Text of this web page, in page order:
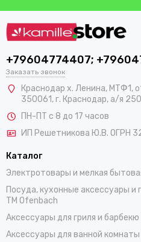
+79604774407;
Заказать звонок
Краснодар х. Ленина, МТФ1,
350061, г. Краснодар, а/я
ПН-ПТ с 8 до 17 часов
ИП Решетникова Ю.В. ОГРН
Каталог
Электротовары и мелкая
Посуда, кухонные аксессуары и
TM Ofenbach
Аксессуары для гриля и барбекю
Аксессуары для ванной комнаты